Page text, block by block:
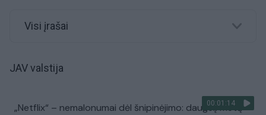
Visi įrašai
JAV valstija
00:01:14
„Netflix“ – nemalonumai dėl šnipinėjimo: daugelį metų